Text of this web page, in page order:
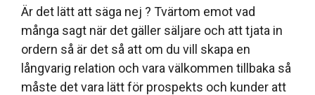
Är det lätt att säga nej ? Tvärtom emot vad
många sagt när det gäller säljare och att tjata in
ordern så är det så att om du vill skapa en
långvarig relation och vara välkommen tillbaka så
måste det vara lätt för prospekts och kunder att